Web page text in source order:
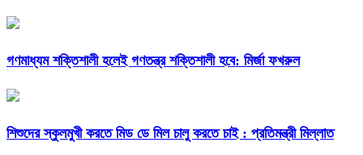
গণমাধ্যম শক্তিশালী হলেই গণতন্ত্র শক্তিশালী হবে: মির্জা ফখরুল
শিশুদের স্কুলমুখী করতে মিড ডে মিল চালু করতে চাই : প্রতিমন্ত্রী মিল্লাত